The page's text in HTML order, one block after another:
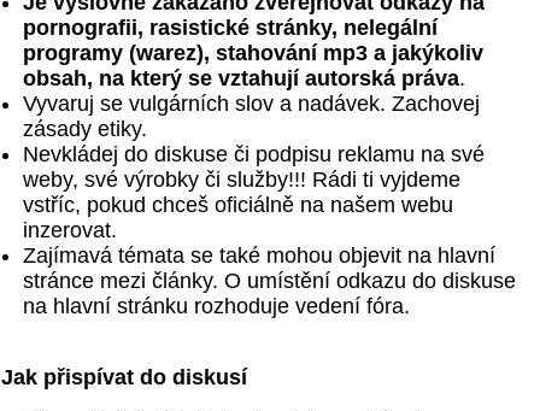
pornografii, rasistické stránky, nelegální
programy (warez), stahování mp3 a jakýkoliv
obsah, na který se vztahují autorská práva.
Vyvaruj se vulgárních slov a nadávek. Zachovej
zásady etiky.
Nevkládej do diskuse či podpisu reklamu na své
weby, své výrobky či služby!!! Rádi ti vyjdeme
vstříc, pokud chceš oficiálně na našem webu
inzerovat.
Zajímavá témata se také mohou objevit na hlavní
stránce mezi články. O umístění odkazu do diskuse
na hlavní stránku rozhoduje vedení fóra.
Jak přispívat do diskusí